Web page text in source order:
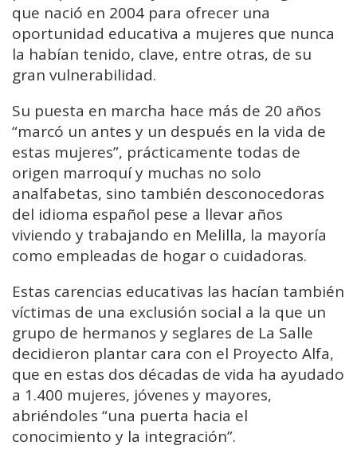
que nació en 2004 para ofrecer una
oportunidad educativa a mujeres que nunca
la habían tenido, clave, entre otras, de su
gran vulnerabilidad.
Su puesta en marcha hace más de 20 años
“marcó un antes y un después en la vida de
estas mujeres”, prácticamente todas de
origen marroquí y muchas no solo
analfabetas, sino también desconocedoras
del idioma español pese a llevar años
viviendo y trabajando en Melilla, la mayoría
como empleadas de hogar o cuidadoras.
Estas carencias educativas las hacían también
víctimas de una exclusión social a la que un
grupo de hermanos y seglares de La Salle
decidieron plantar cara con el Proyecto Alfa,
que en estas dos décadas de vida ha ayudado
a 1.400 mujeres, jóvenes y mayores,
abriéndoles “una puerta hacia el
conocimiento y la integración”.